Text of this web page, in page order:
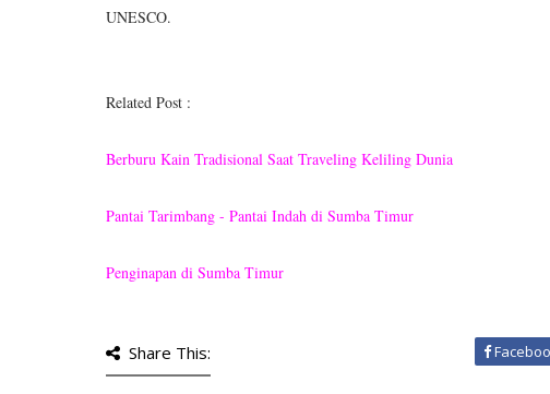
UNESCO.
Related Post :
Berburu Kain Tradisional Saat Traveling Keliling Dunia
Pantai Tarimbang - Pantai Indah di Sumba Timur
Penginapan di Sumba Timur
Share This: